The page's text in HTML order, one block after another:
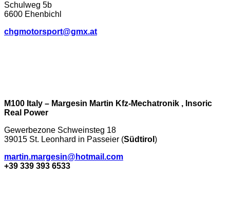
Schulweg 5b
6600 Ehenbichl
chgmotorsport@gmx.at
M100 Italy – Margesin Martin Kfz-Mechatronik , Insoric
Real Power
Gewerbezone Schweinsteg 18
39015 St. Leonhard in Passeier (Südtirol )
martin.margesin@hotmail.com
+39 339 393 6533